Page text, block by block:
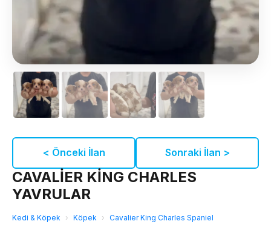
< Önceki İlan Sonraki İlan >
CAVALİER KİNG CHARLES
YAVRULAR
Kedi & Köpek › Köpek › Cavalier King Charles Spaniel